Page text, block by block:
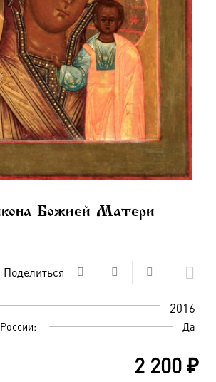
Божией Матери
Поделиться
2016
Да
2 200₽